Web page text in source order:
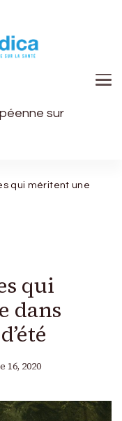
sur
qui méritent une
qui
dans
16, 2020